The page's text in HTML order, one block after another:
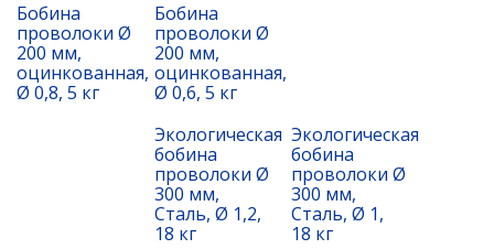
Бобина
проволоки Ø
200 мм,
оцинкованная,
Ø 0,8, 5 кг
Бобина
проволоки Ø
200 мм,
оцинкованная,
Ø 0,6, 5 кг
Экологическая
бобина
проволоки Ø
300 мм,
Сталь, Ø 1,2,
18 кг
Экологическая
бобина
проволоки Ø
300 мм,
Сталь, Ø 1,
18 кг